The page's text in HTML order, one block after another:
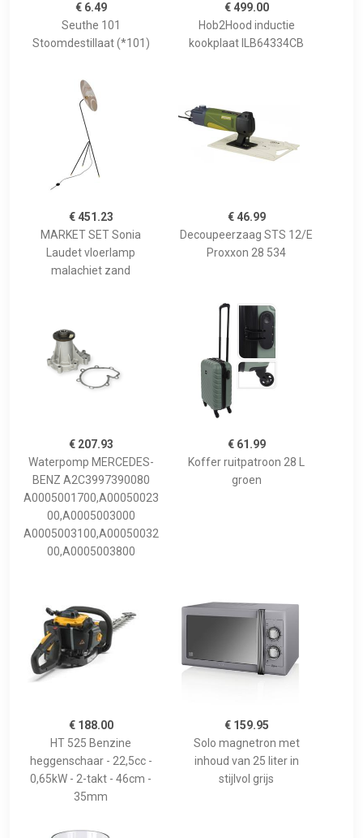
€ 6.49
Seuthe 101
Stoomdestillaat (*101)
€ 499.00
Hob2Hood inductie
kookplaat ILB64334CB
€ 451.23
MARKET SET Sonia
Laudet vloerlamp
malachiet zand
€ 46.99
Decoupeerzaag STS 12/E
Proxxon 28 534
€ 207.93
Waterpomp MERCEDES-
BENZ A2C3997390080
A0005001700,A00050023
00,A0005003000
A0005003100,A00050032
00,A0005003800
€ 61.99
Koffer ruitpatroon 28 L
groen
€ 188.00
HT 525 Benzine
heggenschaar - 22,5cc -
0,65kW - 2-takt - 46cm -
35mm
€ 159.95
Solo magnetron met
inhoud van 25 liter in
stijlvol grijs